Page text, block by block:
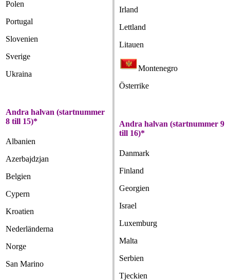
Polen
Portugal
Slovenien
Sverige
Ukraina
Andra halvan (startnummer
8 till 15)*
Albanien
Azerbajdzjan
Belgien
Cypern
Kroatien
Nederländerna
Norge
San Marino
Irland
Lettland
Litauen
Montenegro
Österrike
Andra halvan (startnummer 9
till 16)*
Danmark
Finland
Georgien
Israel
Luxemburg
Malta
Serbien
Tjeckien